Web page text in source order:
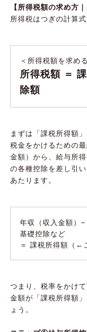
【所得税額の求め方
所得税はつぎの計算
＜所得税額を求め
所得税額 ＝
除額
まずは「課税所得額
税金をかけるための
金額）から、給与所
の各種控除を差し引
あたります。
年収（収入金額）
基礎控除など
＝ 課税所得額（←
つまり、税率をかけ
金額が「課税所得額
ょう。